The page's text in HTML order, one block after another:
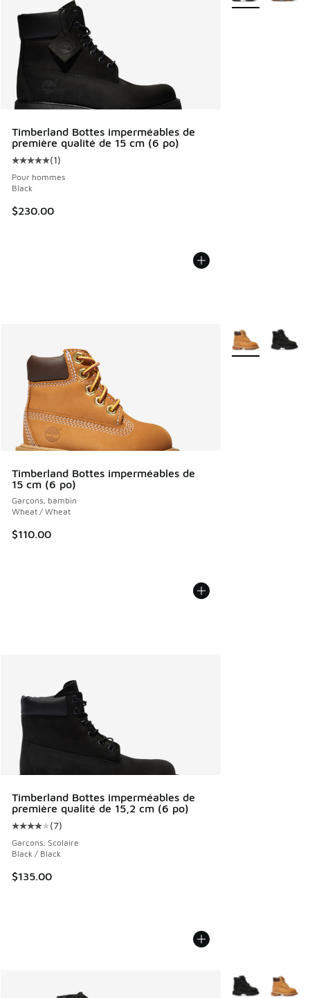
Timberland Bottes imperméables de
première qualité de 15 cm (6 po)
Cote moyenne du client - [5 sur 5 étoiles], 1 commentaires
(1)
Pour hommes
Black
$230.00
Timberland Bottes imperméables de
15 cm (6 po)
Garçons, bambin
Wheat / Wheat
$110.00
Plus de couleurs
Timberland Bottes imperméables de
première qualité de 15,2 cm (6 po)
Cote moyenne du client - [4 sur 5 étoiles], 7 commentaires
(7)
Garçons, Scolaire
Black / Black
$135.00
Plus de couleurs